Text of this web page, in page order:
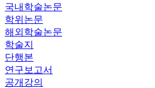
국내학술논문
학위논문
해외학술논문
학술지
단행본
연구보고서
공개강의